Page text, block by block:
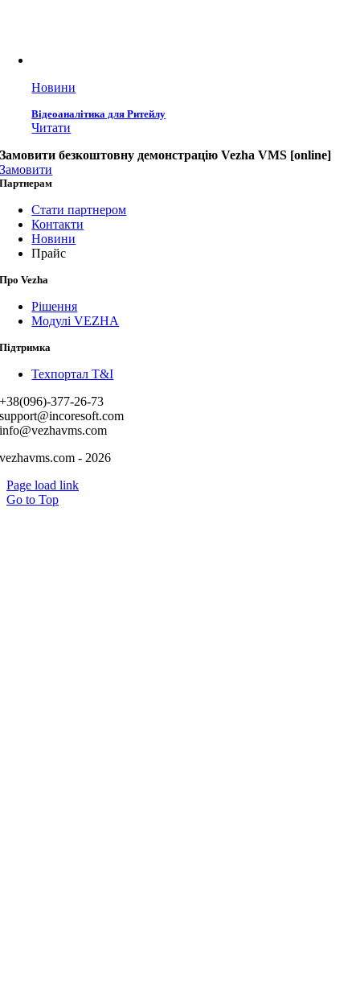
Новини
Відеоаналітика для Ритейлу
Читати
Замовити безкоштовну демонстрацію Vezha VMS [online]
Замовити
Партнерам
Стати партнером
Контакти
Новини
Прайс
Про Vezha
Рішення
Модулі VEZHA
Підтримка
Техпортал T&I
+38(096)-377-26-73
support@incoresoft.com
info@vezhavms.com
vezhavms.com - 2026
Page load link
Go to Top